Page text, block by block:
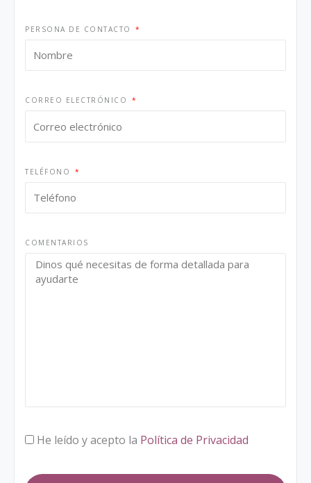
PERSONA DE CONTACTO
CORREO ELECTRÓNICO
TELÉFONO
COMENTARIOS
He leído y acepto la Política de Privacidad